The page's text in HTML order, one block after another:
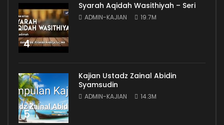
4
Syarah Aqidah Wasithiyah – Seri
ADMIN-KAJIAN 19.7M
5
Kajian Ustadz Zainal Abidin
Syamsudin
ADMIN-KAJIAN 14.3M